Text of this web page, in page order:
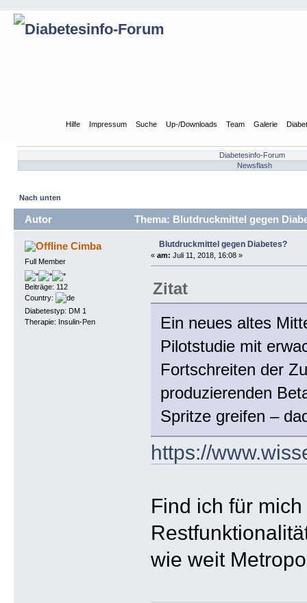
Hilfe Impressum Suche Up-/Downloads Team Galerie
Diabetesinfo-Forum
Newsflash
Nach unten
Autor Thema: Blutdruckmittel gegen
Cimba
Full Member
Beiträge: 112
Country:
Diabetestyp: DM 1
Therapie: Insulin-Pen
Blutdruckmittel gegen Diabetes?
« am: Juli 11, 2018, 16:08 »
Zitat
Ein neues altes
Pilotstudie mit
Fortschreiten der
produzierenden
Spritze greifen –
https://
Find ich für
wie weit